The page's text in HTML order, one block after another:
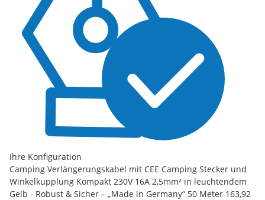
Ihre Konfiguration
Camping Verlängerungskabel mit CEE Camping Stecker und
Winkelkupplung Kompakt 230V 16A 2,5mm² in leuchtendem
Gelb - Robust & Sicher – „Made in Germany“ 50 Meter 163,92